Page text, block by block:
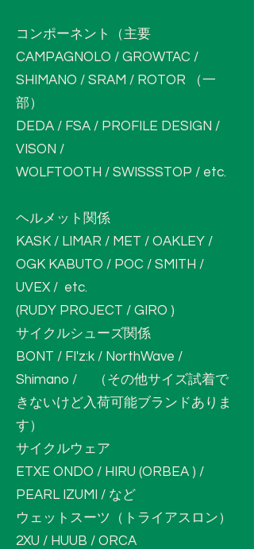
コンポーネント（主要
CAMPAGNOLO / GROWTAC /
SHIMANO / SRAM / ROTOR （一
部）
DEDA / FSA / PROFILE DESIGN /
VISON /
WOLFTOOTH / SWISSSTOP / etc.
ヘルメット関係
KASK / LIMAR / MET / OAKLEY /
OGK KABUTO / POC / SMITH /
UVEX / etc.
(RUDY PROJECT / GIRO )
サイクルシューズ関係
BONT / FI'z:k / NorthWave /
Shimano / （その他サイズ試着で
きないけど入荷可能ブランドありま
す）
サイクルウェア
ETXE ONDO / HIRU (ORBEA ) /
PEARL IZUMI / など
ウェットスーツ（トライアスロン）
2XU / HUUB / ORCA